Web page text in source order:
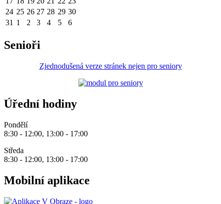
24 25 26 27 28 29 30
31 1 2 3 4 5 6
Senioři
Zjednodušená verze stránek nejen pro seniory
Úřední hodiny
Pondělí
8:30 - 12:00, 13:00 - 17:00
Středa
8:30 - 12:00, 13:00 - 17:00
Mobilní aplikace